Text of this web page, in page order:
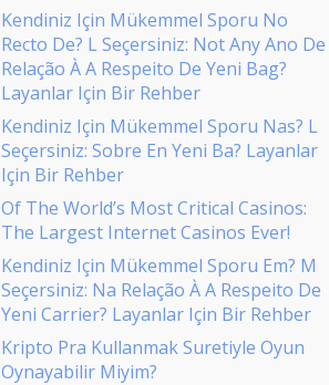
Kendiniz Için Mükemmel Sporu No
Recto De? L Seçersiniz: Not Any Ano De
Relação À A Respeito De Yeni Bag?
Layanlar Için Bir Rehber
Kendiniz Için Mükemmel Sporu Nas? L
Seçersiniz: Sobre En Yeni Ba? Layanlar
Için Bir Rehber
Of The World’s Most Critical Casinos:
The Largest Internet Casinos Ever!
Kendiniz Için Mükemmel Sporu Em? M
Seçersiniz: Na Relação À A Respeito De
Yeni Carrier? Layanlar Için Bir Rehber
Kripto Pra Kullanmak Suretiyle Oyun
Oynayabilir Miyim?